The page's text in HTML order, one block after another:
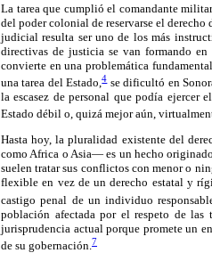
La tarea que cumplió el comandante
del poder colonial de reservarse el
judicial resulta ser uno de los más
directivas de justicia se van formando
convierte en una problemática
una tarea del Estado,4se dificultó en
la escasez de personal que podía ejercer
Estado débil o, quizá mejor aún,
Hasta hoy, la pluralidad existente del
como Africa o Asia— es un hecho
suelen tratar sus conflictos con menor o
flexible en vez de un derecho estatal y
castigo penal de un individuo
población afectada por el respeto de las
jurisprudencia actual porque promete un
de su gobernación.7